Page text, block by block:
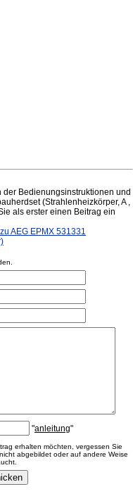
Bedienungsinstruktionen und
(Strahlenheizkörper, A ,
als erster einen Beitrag ein
AEG EPMX 531331
"anleitung"
erhalten möchten, vergessen Sie
abgebildet oder auf andere Weise